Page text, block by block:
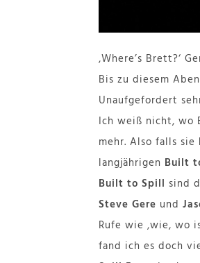
‚Where’s Brett?‘
Bis zu diesem
Unaufgefordert
Ich weiß nicht,
mehr. Also falls sie
langjährigen Built
Built to Spill sind
Steve Gere und
Rufe wie ‚wie, wo
fand ich es doch